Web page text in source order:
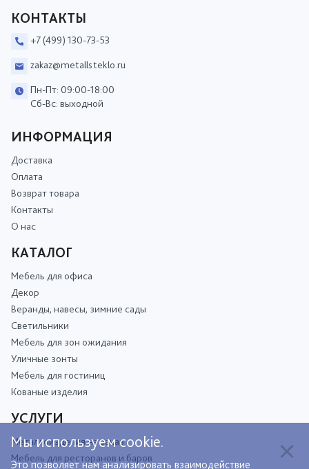
КОНТАКТЫ
+7 (499) 130-73-53
zakaz@metallsteklo.ru
Пн-Пт: 09:00-18:00
Сб-Вс: выходной
ИНФОРМАЦИЯ
Доставка
Оплата
Возврат товара
Контакты
О нас
КАТАЛОГ
Мебель для офиса
Декор
Веранды, навесы, зимние сады
Светильники
Мебель для зон ожидания
Уличные зонты
Мебель для гостиниц
Кованые изделия
УСЛУГИ
Металлоизделия на заказ
Мебель для ресторанов и баров
Мы используем cookie.
Это позволяет нам анализировать взаимодействие